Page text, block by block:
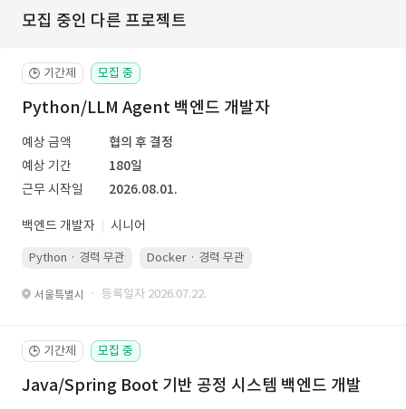
모집 중인 다른 프로젝트
🕒 기간제 모집 중
Python/LLM Agent 백엔드 개발자
예상 금액
협의 후 결정
예상 기간
180일
근무 시작일
2026.08.01.
백엔드 개발자 시니어
Python · 경력 무관 Docker · 경력 무관
서울특별시 · 등록일자 2026.07.22.
🕒 기간제 모집 중
Java/Spring Boot 기반 공정 시스템 백엔드 개발